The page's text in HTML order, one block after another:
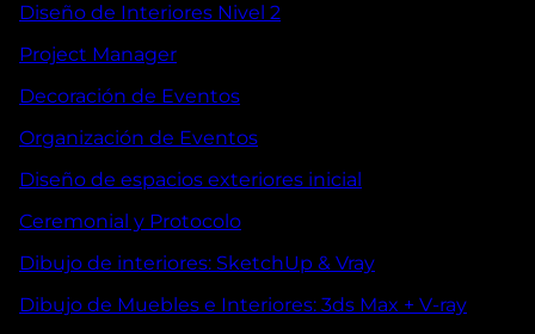
Diseño de Interiores Nivel 2
Project Manager
Decoración de Eventos
Organización de Eventos
Diseño de espacios exteriores inicial
Ceremonial y Protocolo
Dibujo de interiores: SketchUp & Vray
Dibujo de Muebles e Interiores: 3ds Max + V-ray